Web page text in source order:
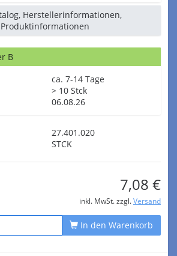
Herstellerinformationen,
B
ca. 7-14 Tage
> 10 Stck
06.08.26
27.401.020
STCK
7,08 €
inkl. MwSt. zzgl. Versand
In den Warenkorb